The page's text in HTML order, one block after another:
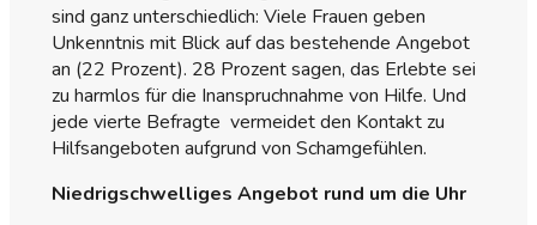
sind ganz unterschiedlich: Viele Frauen geben
Unkenntnis mit Blick auf das bestehende Angebot
an (22 Prozent). 28 Prozent sagen, das Erlebte sei
zu harmlos für die Inanspruchnahme von Hilfe. Und
jede vierte Befragte vermeidet den Kontakt zu
Hilfsangeboten aufgrund von Schamgefühlen.
Niedrigschwelliges Angebot rund um die Uhr